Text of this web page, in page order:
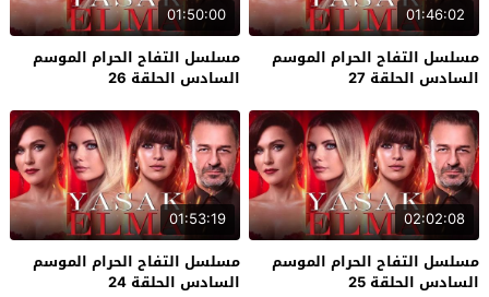
01:46:02
مسلسل التفاح الحرام الموسم
السادس الحلقة 27
01:50:00
مسلسل التفاح الحرام الموسم
السادس الحلقة 26
02:02:08
مسلسل التفاح الحرام الموسم
السادس الحلقة 25
01:53:19
مسلسل التفاح الحرام الموسم
السادس الحلقة 24